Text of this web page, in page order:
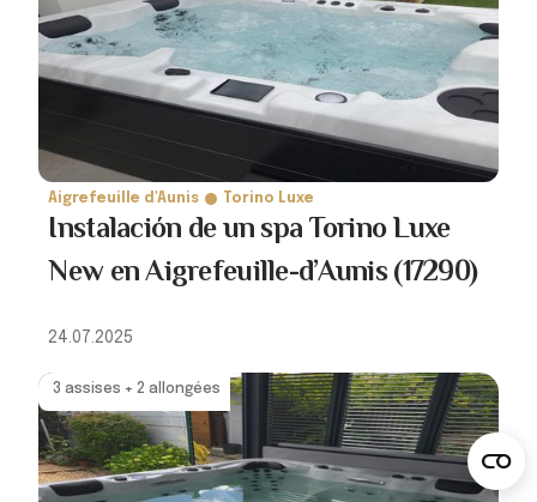
Aigrefeuille d'Aunis Torino Luxe
Instalación de un spa Torino Luxe
New en Aigrefeuille-d’Aunis (17290)
24.07.2025
3 assises + 2 allongées